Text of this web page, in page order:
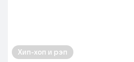
Хип-хоп и рэп